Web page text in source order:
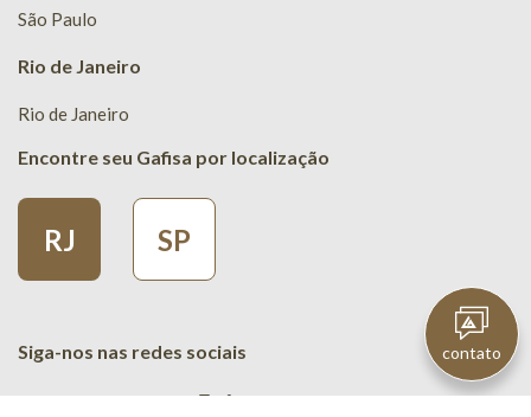
contato
São Paulo
Rio de Janeiro
Rio de Janeiro
Encontre seu Gafisa por localização
RJ SP
Siga-nos nas redes sociais